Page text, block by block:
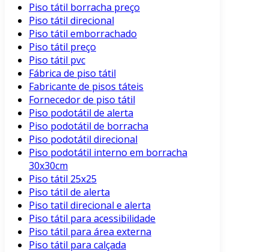
Piso tátil borracha preço
Piso tátil direcional
Piso tátil emborrachado
Piso tátil preço
Piso tátil pvc
Fábrica de piso tátil
Fabricante de pisos táteis
Fornecedor de piso tátil
Piso podotátil de alerta
Piso podotátil de borracha
Piso podotátil direcional
Piso podotátil interno em borracha
30x30cm
Piso tátil 25x25
Piso tátil de alerta
Piso tatil direcional e alerta
Piso tátil para acessibilidade
Piso tátil para área externa
Piso tátil para calçada